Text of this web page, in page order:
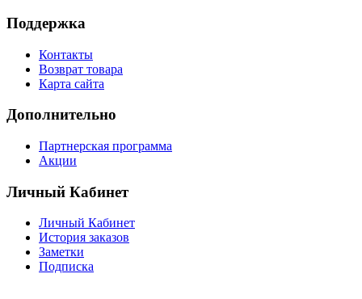
Поддержка
Контакты
Возврат товара
Карта сайта
Дополнительно
Партнерская программа
Акции
Личный Кабинет
Личный Кабинет
История заказов
Заметки
Подписка